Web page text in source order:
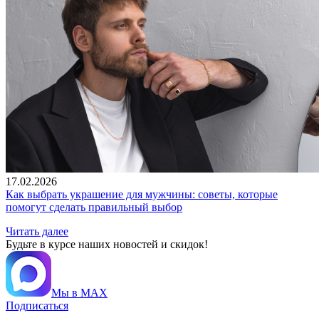
17.02.2026
Как выбрать украшение для мужчины: советы, которые
помогут сделать правильный выбор
Читать далее
Будьте в курсе наших новостей и скидок!
Мы в MAX
Подписаться